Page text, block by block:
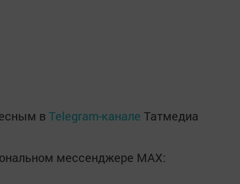
в Telegram-канале Татмедиа
мессенджере MАХ: